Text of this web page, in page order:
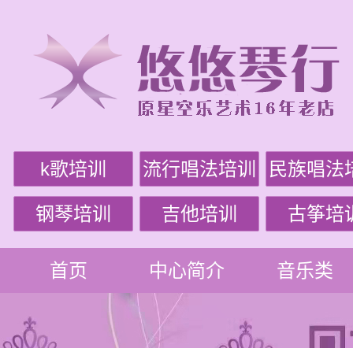
k歌培训 流行唱法培训 民族唱法
钢琴培训 吉他培训 古筝培
首页 中心简介 音乐类